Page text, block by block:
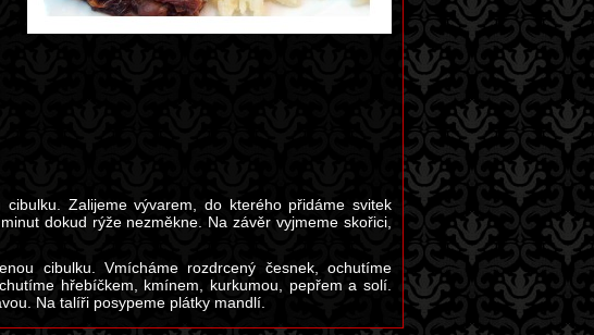
Zalijeme vývarem, do kterého přidáme svitek
dokud rýže nezměkne. Na závěr vyjmeme skořici,
cibulku. Vmícháme rozdrcený česnek, ochutíme
hřebíčkem, kmínem, kurkumou, pepřem a solí.
Na talíři posypeme plátky mandlí.